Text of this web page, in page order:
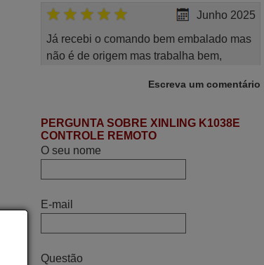
Junho 2025
Já recebi o comando bem embalado mas
não é de origem mas trabalha bem,
muito!!
Escreva um comentário
PERGUNTA SOBRE XINLING K1038E
CONTROLE REMOTO
O seu nome
E-mail
Questão